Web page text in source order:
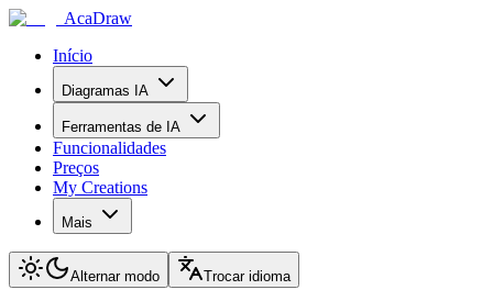
AcaDraw
Início
Diagramas IA
Ferramentas de IA
Funcionalidades
Preços
My Creations
Mais
Alternar modo Trocar idioma